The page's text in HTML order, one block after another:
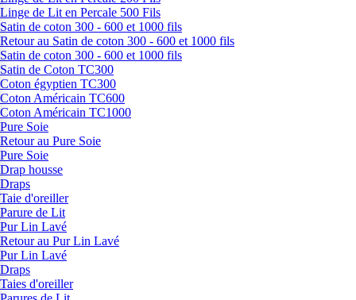
Linge de Lit en Percale 500 Fils
Satin de coton 300 - 600 et 1000 fils
Retour au Satin de coton 300 - 600 et 1000 fils
Satin de coton 300 - 600 et 1000 fils
Satin de Coton TC300
Coton égyptien TC300
Coton Américain TC600
Coton Américain TC1000
Pure Soie
Retour au Pure Soie
Pure Soie
Drap housse
Draps
Taie d'oreiller
Parure de Lit
Pur Lin Lavé
Retour au Pur Lin Lavé
Pur Lin Lavé
Draps
Taies d'oreiller